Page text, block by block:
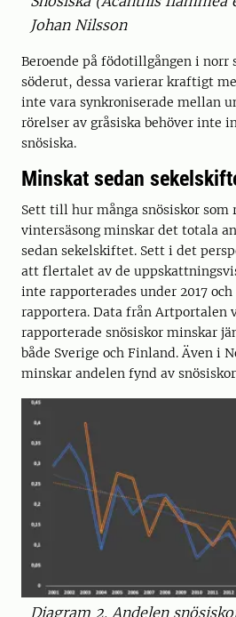
Johan Nilsson
Beroende på födotillgången i norr
söderut, dessa varierar kraftigt
inte vara synkroniserade mellan
rörelser av gråsiska behöver inte
snösiska.
Minskat sedan
Sett till hur många snösiskor som
vintersäsong minskar det totala
sedan sekelskiftet. Sett i det
att flertalet av de
inte rapporterades under 2017
rapportera. Data från Artportalen
rapporterade snösiskor minskar
både Sverige och Finland. Även i
minskar andelen fynd av
Diagram 2. Andelen